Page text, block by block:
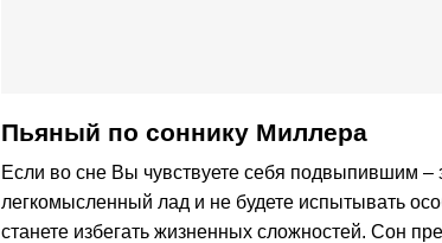
Пьяный по cоннику Миллера
Если во сне Вы чувствуете себя подвыпившим –
легкомысленный лад и не будете испытывать
станете избегать жизненных сложностей. Сон